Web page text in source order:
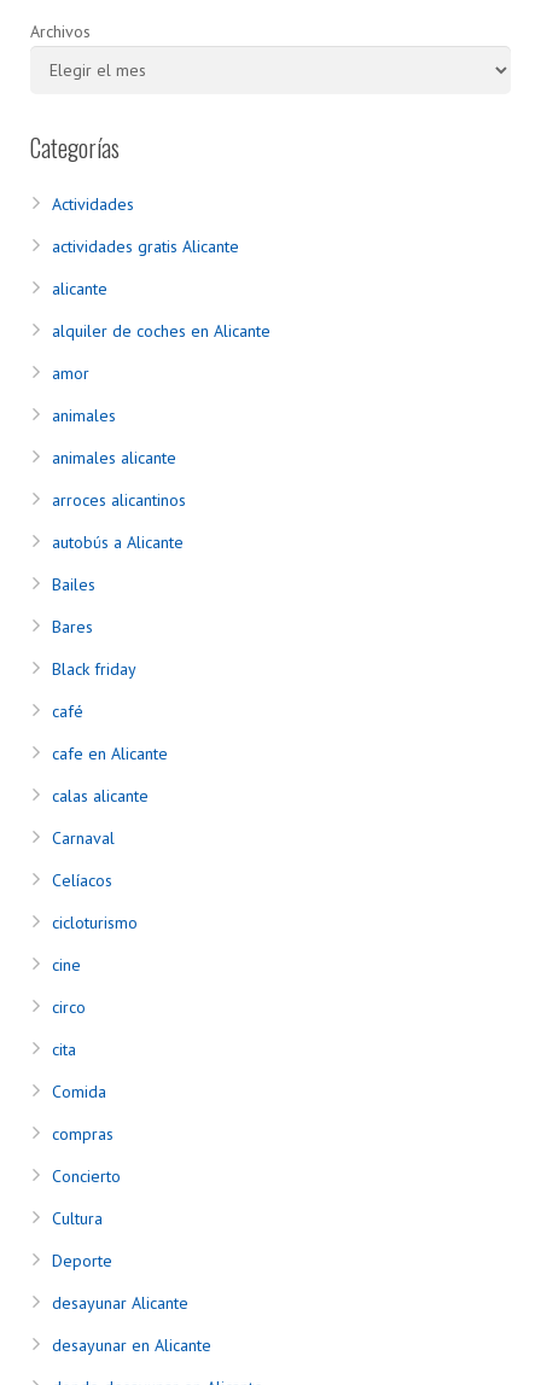
Archivos
Categorías
Actividades
actividades gratis Alicante
alicante
alquiler de coches en Alicante
amor
animales
animales alicante
arroces alicantinos
autobús a Alicante
Bailes
Bares
Black friday
café
cafe en Alicante
calas alicante
Carnaval
Celíacos
cicloturismo
cine
circo
cita
Comida
compras
Concierto
Cultura
Deporte
desayunar Alicante
desayunar en Alicante